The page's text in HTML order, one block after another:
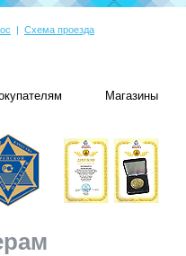
| Схема проезда
Магазины